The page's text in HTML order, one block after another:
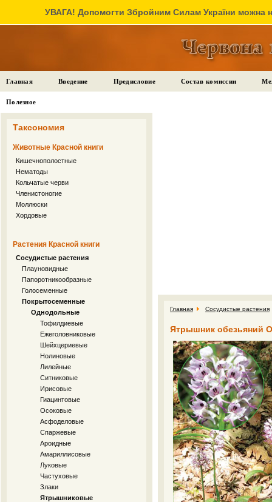
УВАГА! Допомогти Збройним Силам України можна
Главная Введение Предисловие Состав комиссии
Полезное
Таксономия
Животные Красной книги
Кишечнополостные
Нематоды
Кольчатые черви
Членистоногие
Моллюски
Хордовые
Растения Красной книги
Сосудистые растения
Плауновидные
Папоротникообразные
Голосеменные
Покрытосеменные
Однодольные
Тофилдиевые
Ежеголовниковые
Шейхцериевые
Нолиновые
Лилейные
Ситниковые
Ирисовые
Гиацинтовые
Осоковые
Асфоделовые
Спаржевые
Ароидные
Амариллисовые
Луковые
Частуховые
Злаки
Ятрышниковые
Главная Сосудистые растения
Ятрышник обезьяний